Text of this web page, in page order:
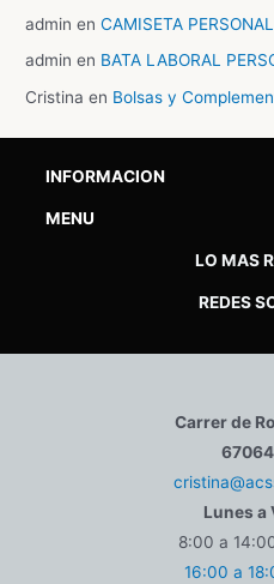
admin enCAMISETA
admin en BATA LABORAL
Cristina en Bolsas y
INFORMACION
MENU
LO MAS
REDES
Carrer de
Lunes a
8:00 a
16:00 a